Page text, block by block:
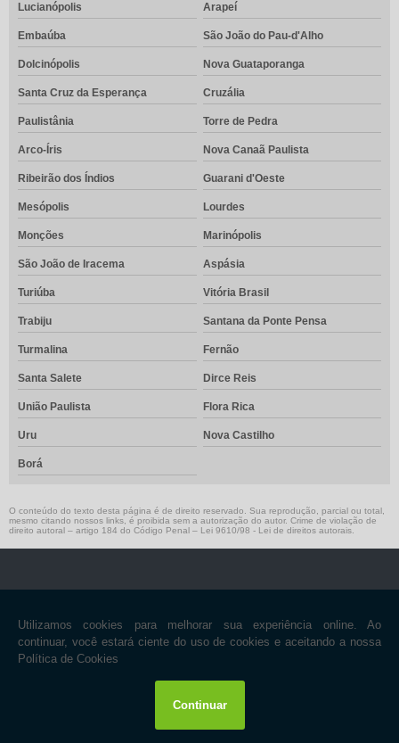
Lucianópolis Arapeí
Embaúba São João do Pau-d'Alho
Dolcinópolis Nova Guataporanga
Santa Cruz da Esperança Cruzália
Paulistânia Torre de Pedra
Arco-Íris Nova Canaã Paulista
Ribeirão dos Índios Guarani d'Oeste
Mesópolis Lourdes
Monções Marinópolis
São João de Iracema Aspásia
Turiúba Vitória Brasil
Trabiju Santana da Ponte Pensa
Turmalina Fernão
Santa Salete Dirce Reis
União Paulista Flora Rica
Uru Nova Castilho
Borá
O conteúdo do texto desta página é de direito reservado. Sua reprodução, parcial ou total,
mesmo citando nossos links, é proibida sem a autorização do autor. Crime de violação de
direito autoral – artigo 184 do Código Penal – Lei 9610/98 - Lei de direitos autorais
NAVEGAÇÃO